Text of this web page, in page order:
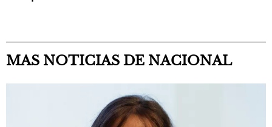
MAS NOTICIAS DE NACIONAL